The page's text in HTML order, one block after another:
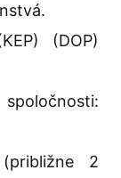
(DOP)
2